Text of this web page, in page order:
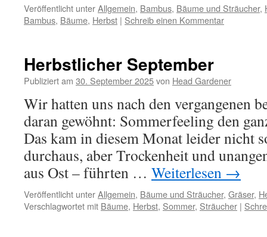
Veröffentlicht unterAllgemein, Bambus, Bäume und Sträucher,
Bambus, Bäume, Herbst | Schreib einen Kommentar
Herbstlicher September
Publiziert am 30. September 2025von Head Gardener
Wir hatten uns nach den vergangenen
daran gewöhnt: Sommerfeeling den
Das kam in diesem Monat leider nicht
durchaus, aber Trockenheit und
aus Ost – führten … Weiterlesen →
Veröffentlicht unterAllgemein, Bäume und Sträucher, Gräser,
Verschlagwortet mit Bäume, Herbst, Sommer, Sträucher |